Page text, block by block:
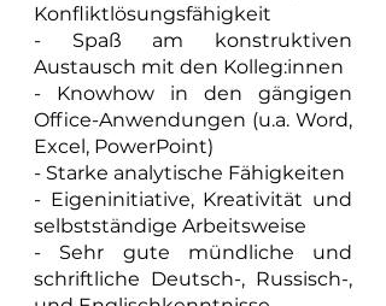
Konfliktlösungsfähigkeit
- Spaß am konstruktiven
Austausch mit den Kolleg:innen
- Knowhow in den gängigen
Office-Anwendungen (u.a. Word,
Excel, PowerPoint)
- Starke analytische Fähigkeiten
- Eigeninitiative, Kreativität und
selbstständige Arbeitsweise
- Sehr gute mündliche und
schriftliche Deutsch-, Russisch-,